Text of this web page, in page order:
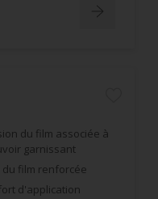
du film associée à
garnissant
du film renforcée
d'application